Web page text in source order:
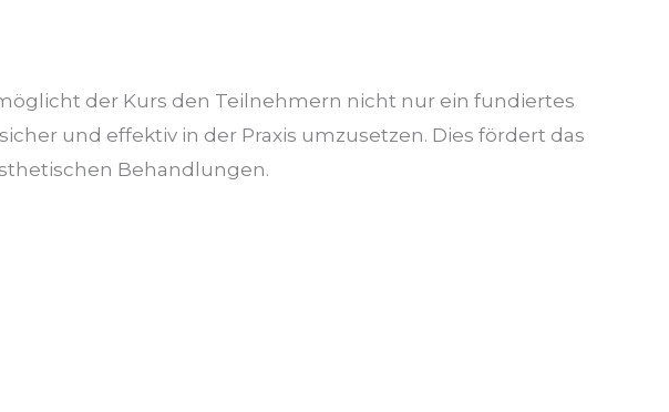
der Kurs den Teilnehmern nicht nur ein fundiertes
und effektiv in der Praxis umzusetzen. Dies fördert das
Behandlungen.